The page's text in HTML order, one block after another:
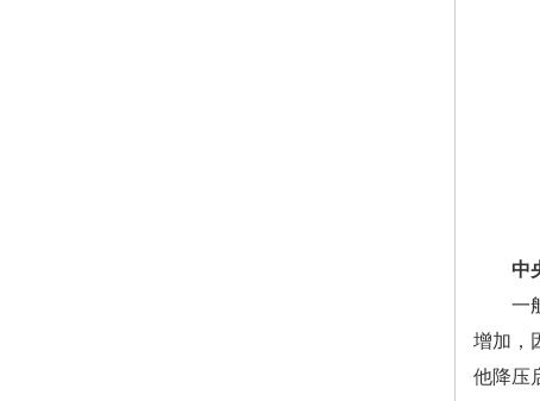
中
一般
增加，
他降压